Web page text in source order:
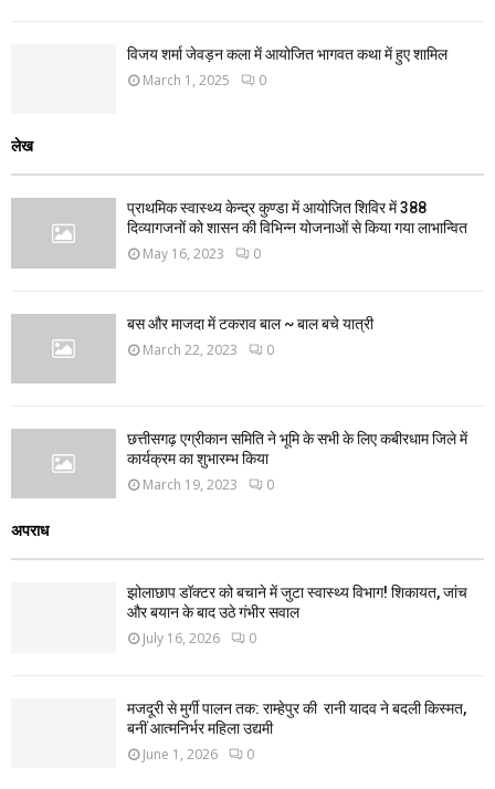
विजय शर्मा जेवड़न कला में आयोजित भागवत कथा में हुए शामिल
March 1, 2025 0
लेख
प्राथमिक स्वास्थ्य केन्द्र कुण्डा में आयोजित शिविर में 388
दिव्यागजनों को शासन की विभिन्न योजनाओं से किया गया लाभान्वित
May 16, 2023 0
बस और माजदा में टकराव बाल ~ बाल बचे यात्री
March 22, 2023 0
छत्तीसगढ़ एग्रीकान समिति ने भूमि के सभी के लिए कबीरधाम जिले में
कार्यक्रम का शुभारम्भ किया
March 19, 2023 0
अपराध
झोलाछाप डॉक्टर को बचाने में जुटा स्वास्थ्य विभाग! शिकायत, जांच
और बयान के बाद उठे गंभीर सवाल
July 16, 2026 0
मजदूरी से मुर्गी पालन तक: राम्हेपुर की रानी यादव ने बदली किस्मत,
बनीं आत्मनिर्भर महिला उद्यमी
June 1, 2026 0